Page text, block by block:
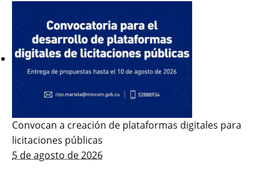
Convocan a creación de plataformas digitales para
licitaciones públicas
5 de agosto de 2026